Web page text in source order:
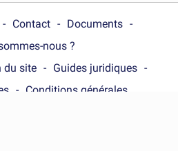
Contact
Documents
nous ?
du site
Guides juridiques
Conditions générales